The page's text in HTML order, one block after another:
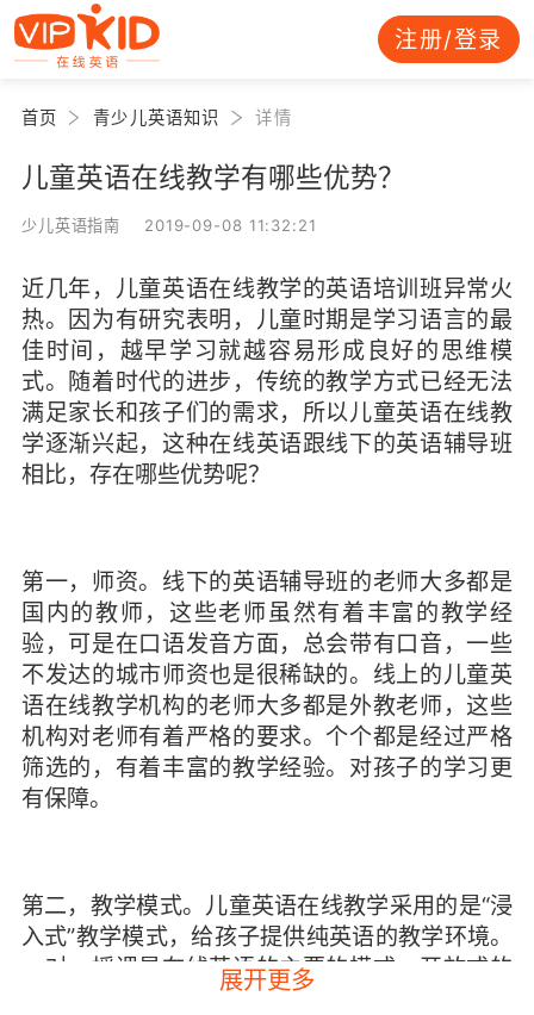
注册/登录
首页 青少儿英语知识 详情
儿童英语在线教学有哪些优势？
少儿英语指南 2019-09-08 11:32:21
近几年，儿童英语在线教学的英语培训班异常火
热。因为有研究表明，儿童时期是学习语言的最
佳时间，越早学习就越容易形成良好的思维模
式。随着时代的进步，传统的教学方式已经无法
满足家长和孩子们的需求，所以儿童英语在线教
学逐渐兴起，这种在线英语跟线下的英语辅导班
相比，存在哪些优势呢？
第一，师资。线下的英语辅导班的老师大多都是
国内的教师，这些老师虽然有着丰富的教学经
验，可是在口语发音方面，总会带有口音，一些
不发达的城市师资也是很稀缺的。线上的儿童英
语在线教学机构的老师大多都是外教老师，这些
机构对老师有着严格的要求。个个都是经过严格
筛选的，有着丰富的教学经验。对孩子的学习更
有保障。
第二，教学模式。儿童英语在线教学采用的是“浸
入式”教学模式，给孩子提供纯英语的教学环境。
一对一授课是在线英语的主要的模式，开放式的
教学方法，充分调动孩子学习英语的热情，上课
展开更多